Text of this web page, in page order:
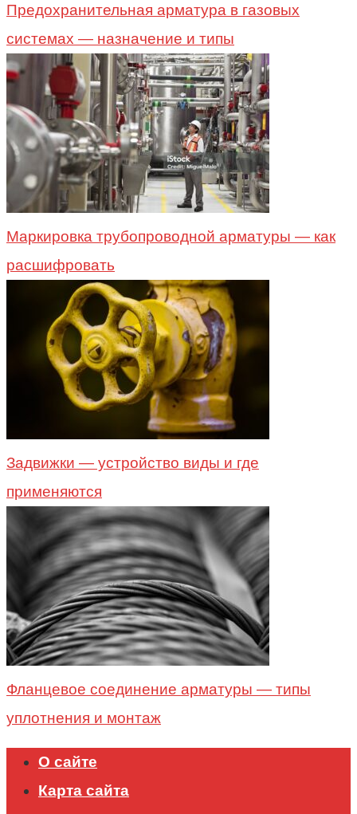
Предохранительная арматура в газовых
системах — назначение и типы
Маркировка трубопроводной арматуры — как
расшифровать
Задвижки — устройство виды и где
применяются
Фланцевое соединение арматуры — типы
уплотнения и монтаж
О сайте
Карта сайта